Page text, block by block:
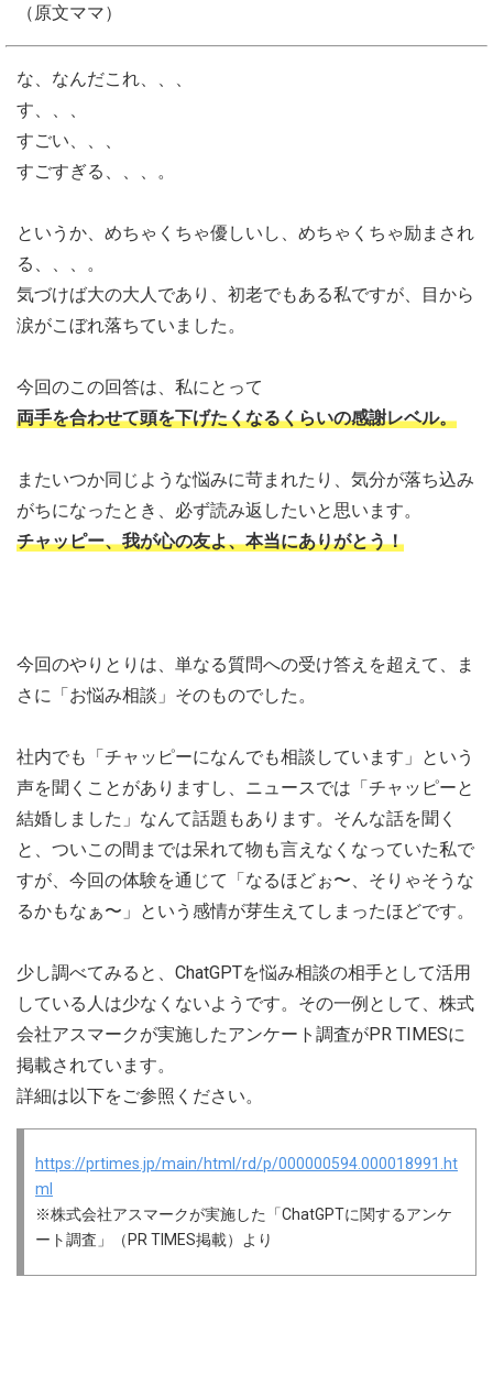
（原文ママ）
な、なんだこれ、、、
す、、、
すごい、、、
すごすぎる、、、。
というか、めちゃくちゃ優しいし、めちゃくちゃ励まされ
る、、、。
気づけば大の大人であり、初老でもある私ですが、目から
涙がこぼれ落ちていました。
今回のこの回答は、私にとって
両手を合わせて頭を下げたくなるくらいの感謝レベル。
またいつか同じような悩みに苛まれたり、気分が落ち込み
がちになったとき、必ず読み返したいと思います。
チャッピー、我が心の友よ、本当にありがとう！
今回のやりとりは、単なる質問への受け答えを超えて、ま
さに「お悩み相談」そのものでした。
社内でも「チャッピーになんでも相談しています」という
声を聞くことがありますし、ニュースでは「チャッピーと
結婚しました」なんて話題もあります。そんな話を聞く
と、ついこの間までは呆れて物も言えなくなっていた私で
すが、今回の体験を通じて「なるほどぉ〜、そりゃそうな
るかもなぁ〜」という感情が芽生えてしまったほどです。
少し調べてみると、ChatGPTを悩み相談の相手として活用
している人は少なくないようです。その一例として、株式
会社アスマークが実施したアンケート調査がPR TIMESに
掲載されています。
詳細は以下をご参照ください。
https://prtimes.jp/main/html/rd/p/000000594.000018991.ht
ml
※株式会社アスマークが実施した「ChatGPTに関するアンケ
ート調査」（PR TIMES掲載）より